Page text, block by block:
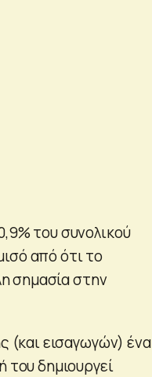
του συνολικού
από ότι το
σημασία στην
(και εισαγωγών) ένα
δημιουργεί